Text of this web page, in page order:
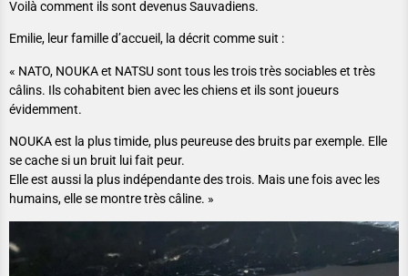
Voilà comment ils sont devenus Sauvadiens.
Emilie, leur famille d’accueil, la décrit comme suit :
« NATO, NOUKA et NATSU sont tous les trois très sociables et très
câlins. Ils cohabitent bien avec les chiens et ils sont joueurs
évidemment.
NOUKA est la plus timide, plus peureuse des bruits par exemple. Elle
se cache si un bruit lui fait peur.
Elle est aussi la plus indépendante des trois. Mais une fois avec les
humains, elle se montre très câline. »